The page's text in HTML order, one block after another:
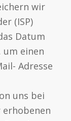
wir
(ISP)
Datum
um einen
Adresse
uns bei